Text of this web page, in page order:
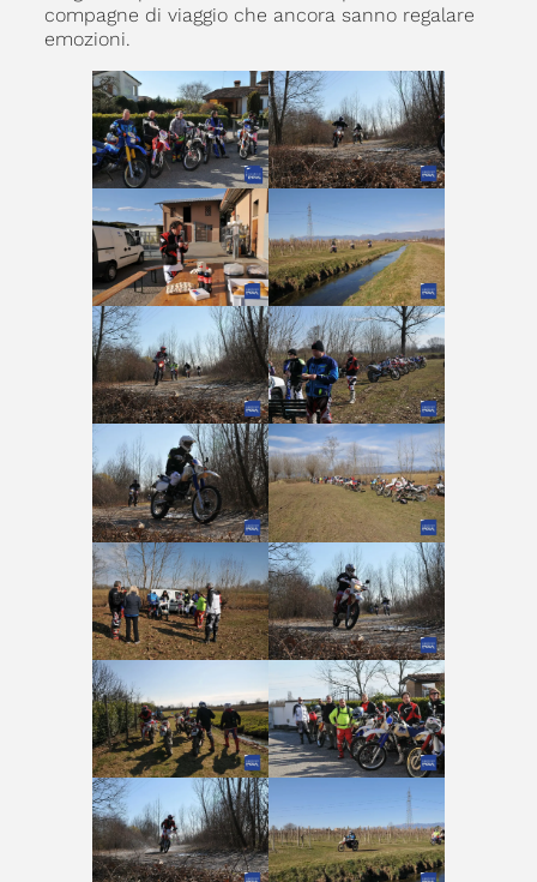
compagne di viaggio che ancora sanno regalare
emozioni.